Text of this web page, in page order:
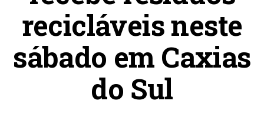
recicláveis neste
sábado em Caxias
do Sul